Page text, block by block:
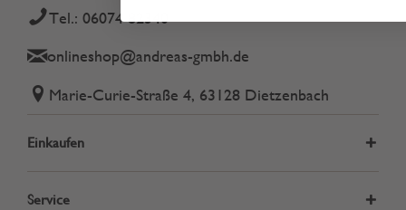
Tel.: 06074 82340
onlineshop@andreas-gmbh.de
Marie-Curie-Straße 4, 63128 Dietzenbach
Einkaufen
Service